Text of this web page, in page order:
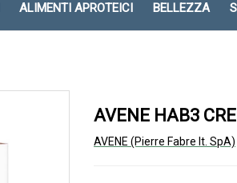
ALIMENTI APROTEICI BELLEZZA
AVENE HAB3
AVENE (Pierre Fabre It. SpA)